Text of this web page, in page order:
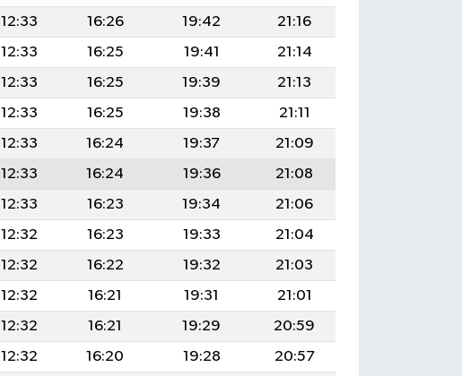
12:33 16:26 19:42
21:16
12:33 16:25 19:41
21:14
12:33 16:25 19:39
21:13
12:33 16:25 19:38
21:11
12:33 16:24 19:37
21:09
12:33 16:24 19:36
21:08
12:33 16:23 19:34
21:06
12:32 16:23 19:33
21:04
12:32 16:22 19:32
21:03
12:32 16:21 19:31
21:01
12:32 16:21 19:29
20:59
12:32 16:20 19:28
20:57